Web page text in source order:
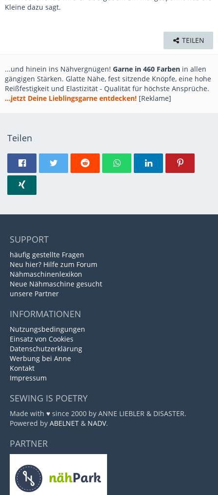
Kleine dazu sagt.
TEILEN
...und hinein ins Nähvergnügen! Garne in 460 Farben in allen
gängigen Stärken. Glatte Nähe, fest sitzende Knöpfe, eine hohe
Reißfestigkeit und Elastizität - Qualität für höchste Ansprüche.
...jetzt Deine Lieblingsgarne entdecken! [Reklame]
Teilen
SUPPORT
häufig gestellte Fragen
Neu hier? Hilfe zum Forum
Nähmaschinenlexikon
Neue Nähmaschine gesucht
unsere Partner
INFORMATIONEN
Nutzungsbedingungen
Einsatz von Cookies
Datenschutzerklärung
Werbung bei Anne
Kontakt
Impressum
SEWING IS POETRY
Made with ♥ since 2000 by ANNE LIEBLER & DISASTER.
Powered by ABELNET & NADV.
PARTNER